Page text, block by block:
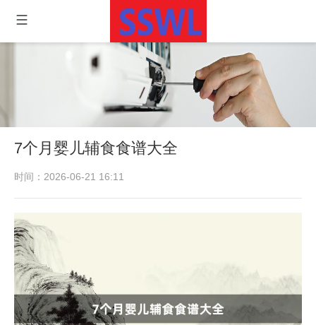
7个月婴儿辅食食谱大全
时间：2026-06-21 16:11